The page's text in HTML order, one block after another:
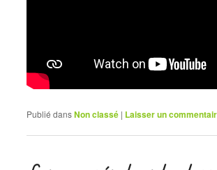
Publié dansNon classé | Laisser un